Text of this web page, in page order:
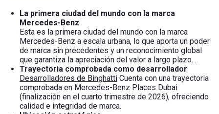
La primera ciudad del mundo con la marca
Mercedes-Benz
Esta es la primera ciudad del mundo con la marca
Mercedes-Benz a escala urbana, lo que aporta un poder
de marca sin precedentes y un reconocimiento global
que garantiza la apreciación del valor a largo plazo. .
Trayectoria comprobada como desarrollador
Desarrolladores de Binghatti Cuenta con una trayectoria
comprobada en Mercedes-Benz Places Dubai
(finalización en el cuarto trimestre de 2026), ofreciendo
calidad e integridad de marca.